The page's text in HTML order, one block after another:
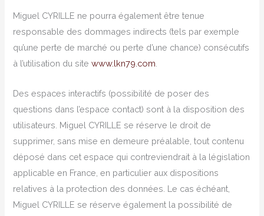
Miguel CYRILLE ne pourra également être tenue
responsable des dommages indirects (tels par exemple
qu’une perte de marché ou perte d’une chance) consécutifs
à l’utilisation du sitewww.lkn79.com
Des espaces interactifs (possibilité de poser des
questions dans l’espace contact) sont à la disposition des
utilisateurs. Miguel CYRILLE se réserve le droit de
supprimer, sans mise en demeure préalable, tout contenu
déposé dans cet espace qui contreviendrait à la législation
applicable en France, en particulier aux dispositions
relatives à la protection des données. Le cas échéant,
Miguel CYRILLE se réserve également la possibilité de